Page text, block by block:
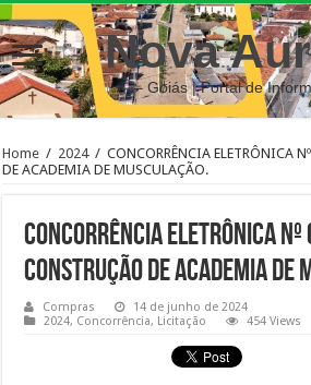
Nova
– Goiás | Portal de
Home / 2024 / CONCORRÊNCIA ELETRÔNICA
DE ACADEMIA DE MUSCULAÇÃO.
CONCORRÊNCIA ELETRÔNICA
CONSTRUÇÃO DE ACADEMIA DE
Compras
14 de junho de 2024
2024, Concorrência, Licitação 454 Views